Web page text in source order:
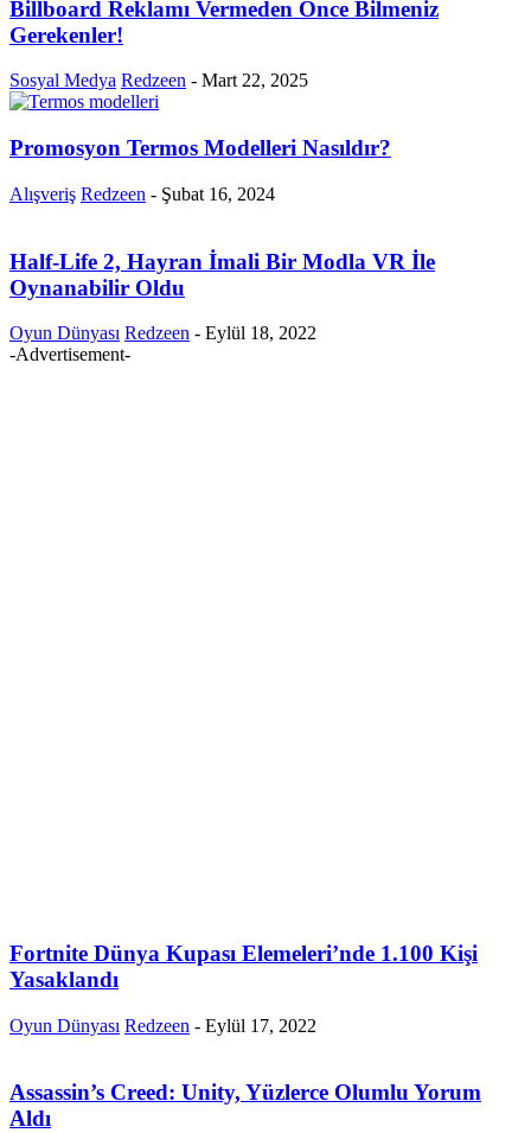
Billboard Reklamı Vermeden Önce Bilmeniz
Gerekenler!
Sosyal Medya Redzeen - Mart 22, 2025
Promosyon Termos Modelleri Nasıldır?
Alışveriş Redzeen - Şubat 16, 2024
Half-Life 2, Hayran İmali Bir Modla VR İle
Oynanabilir Oldu
Oyun Dünyası Redzeen - Eylül 18, 2022
-Advertisement-
Fortnite Dünya Kupası Elemeleri’nde 1.100 Kişi
Yasaklandı
Oyun Dünyası Redzeen - Eylül 17, 2022
Assassin’s Creed: Unity, Yüzlerce Olumlu Yorum
Aldı